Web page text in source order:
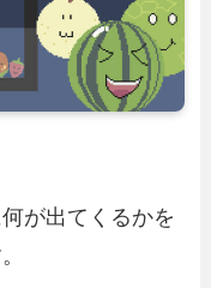
が出てくるかを